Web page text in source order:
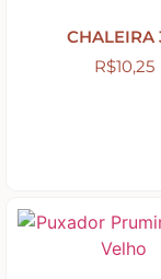
Flores
Rendas –
Cordões
CHALEIRA
R$10,25